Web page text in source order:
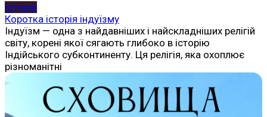
Історія
Коротка історія індуїзму
Індуїзм — одна з найдавніших і найскладніших релігій
світу, корені якої сягають глибоко в історію
Індійського субконтиненту. Ця релігія, яка охоплює
різноманітні